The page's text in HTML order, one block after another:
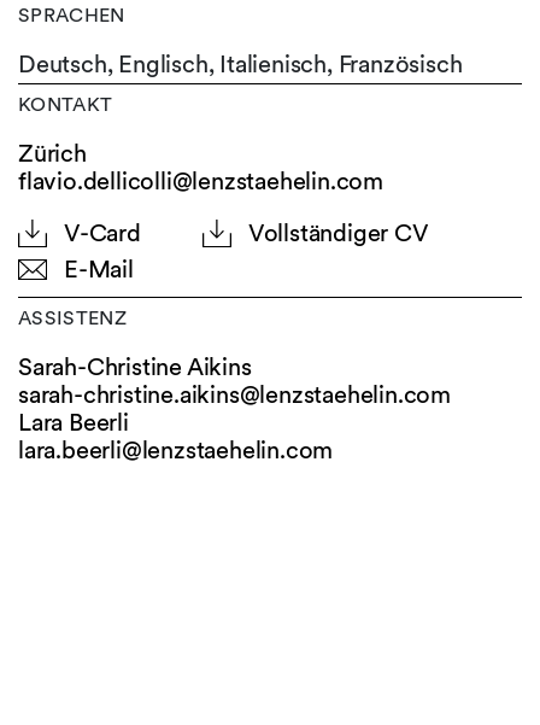
SPRACHEN
Deutsch, Englisch, Italienisch, Französisch
KONTAKT
Zürich
flavio.dellicolli@lenzstaehelin.com
V-Card
Vollständiger CV
E-Mail
ASSISTENZ
Sarah-Christine Aikins
sarah-christine.aikins@lenzstaehelin.com
Lara Beerli
lara.beerli@lenzstaehelin.com